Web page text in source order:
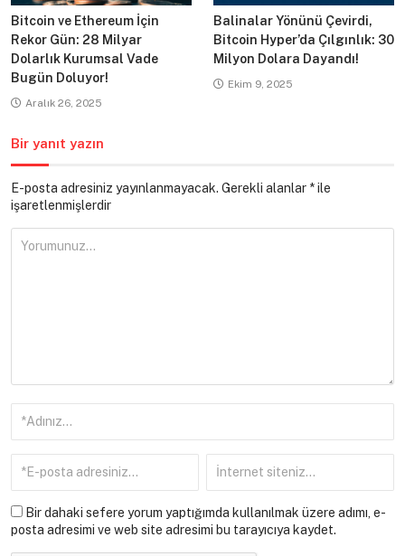
Bitcoin ve Ethereum İçin
Rekor Gün: 28 Milyar
Dolarlık Kurumsal Vade
Bugün Doluyor!
Aralık 26, 2025
Balinalar Yönünü Çevirdi,
Bitcoin Hyper’da Çılgınlık: 30
Milyon Dolara Dayandı!
Ekim 9, 2025
Bir yanıt yazın
E-posta adresiniz yayınlanmayacak. Gerekli alanlar *ile
işaretlenmişlerdir
Bir dahaki sefere yorum yaptığımda kullanılmak üzere adımı, e-
posta adresimi ve web site adresimi bu tarayıcıya kaydet.